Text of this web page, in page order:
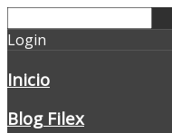
Login
Inicio
Blog Filex